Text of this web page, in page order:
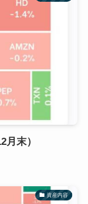
月末）
資産内容